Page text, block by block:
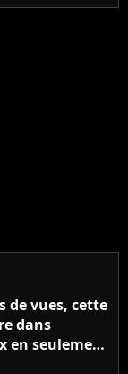
de vues, cette
dans
en seulement